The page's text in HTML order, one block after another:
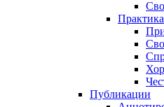
Практика
Публикации